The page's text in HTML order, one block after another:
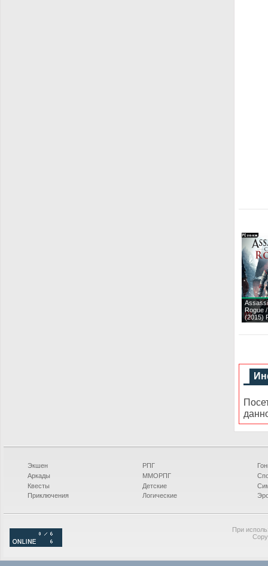
Rogue
(2015)
Экшен
Аркады
Квесты
Приключения
РПГ
ММОРПГ
Детские
Логические
При